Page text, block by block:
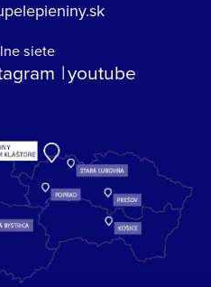
siete
youtube